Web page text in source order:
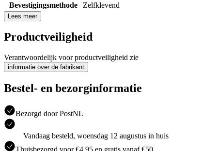
Bevestigingsmethode
Zelfklevend
Lees meer
Productveiligheid
Verantwoordelijk voor productveiligheid zie
informatie over de fabrikant
Bestel- en bezorginformatie
Bezorgd door PostNL
Vandaag besteld, woensdag 12 augustus in huis